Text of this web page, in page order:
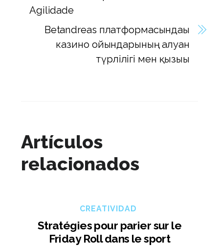
Agilidade
Betandreas платформасындағы
казино ойындарының алуан
түрлілігі мен қызығы
Artículos
relacionados
CREATIVIDAD
Stratégies pour parier sur le
Friday Roll dans le sport